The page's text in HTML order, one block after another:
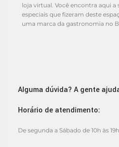
loja virtual. Você encontra aqui
especiais que fizeram deste
uma marca da gastronomia no
Alguma dúvida? A gente
Horário de atendimento:
De segunda a Sábado de 10h às